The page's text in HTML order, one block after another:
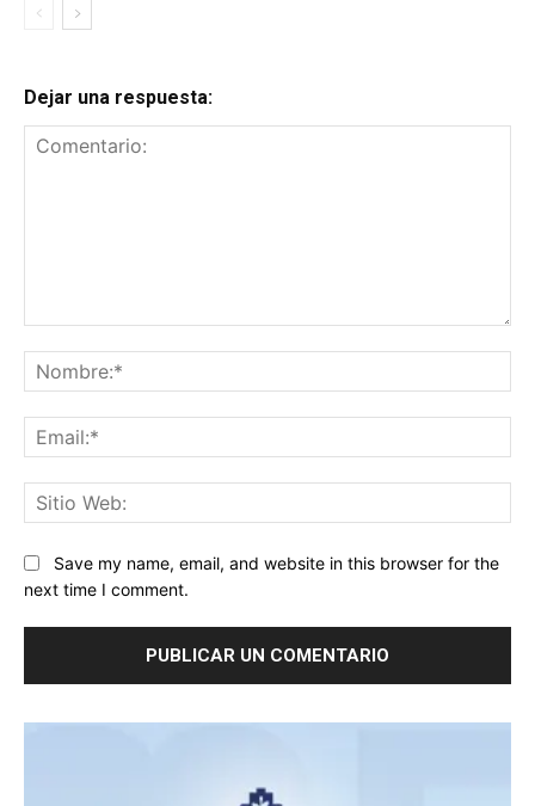
Dejar una respuesta:
Save my name, email, and website in this browser for the
next time I comment.